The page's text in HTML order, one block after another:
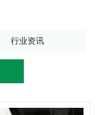
行业资讯